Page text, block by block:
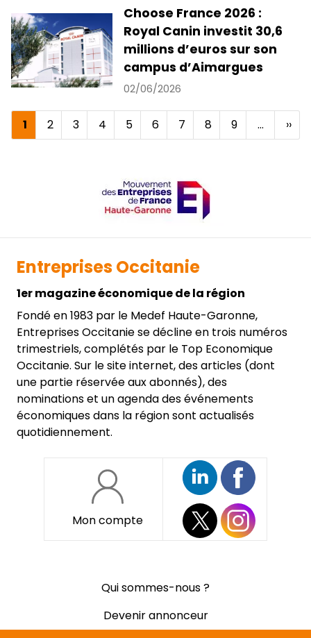
Choose France 2026 :
Royal Canin investit 30,6
millions d’euros sur son
campus d’Aimargues
02/06/2026
Pagination
Page
courante
1 Page
2 Page
3 Page
4 Page
5 Page
6 Page
7 Page
8 Page
9 … ››
Entreprises Occitanie
1er magazine économique de la région
Fondé en 1983 par le Medef Haute-Garonne,
Entreprises Occitanie se décline en trois numéros
trimestriels, complétés par le Top Economique
Occitanie. Sur le site internet, des articles (dont
une partie réservée aux abonnés), des
nominations et un agenda des événements
économiques dans la région sont actualisés
quotidiennement.
Mon compte
Qui sommes-nous ?
Devenir annonceur